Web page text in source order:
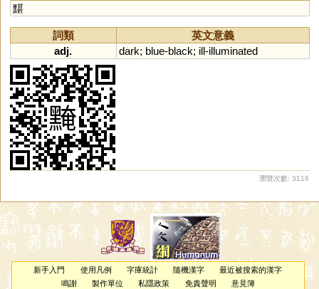
黮
詞類
英文意義
adj.
dark; blue-black; ill-illuminated
瀏覽次數: 3116
新手入門 使用凡例 字庫統計 隨機漢字
最近被搜索的漢字
鳴謝
製作單位 私隱政策 免責聲明 意見簿